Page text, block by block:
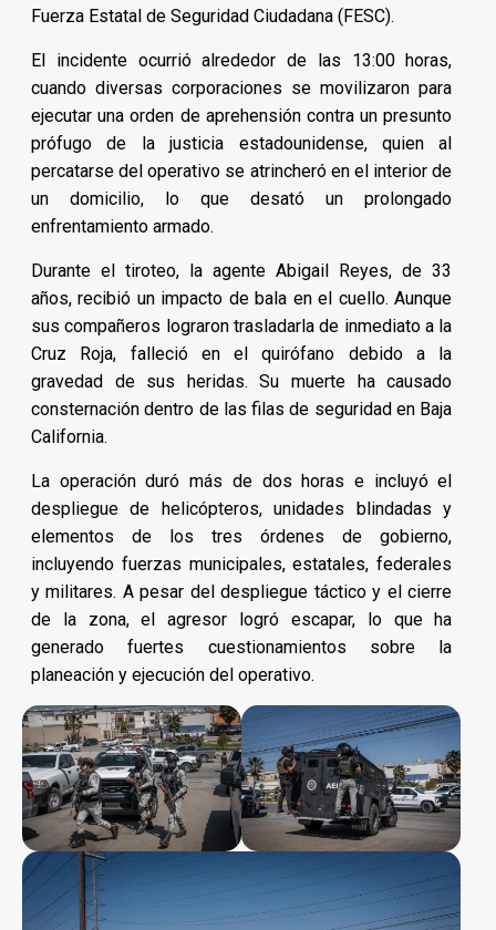
Fuerza Estatal de Seguridad Ciudadana (FESC).
El incidente ocurrió alrededor de las 13:00 horas,
cuando diversas corporaciones se movilizaron para
ejecutar una orden de aprehensión contra un presunto
prófugo de la justicia estadounidense, quien al
percatarse del operativo se atrincheró en el interior de
un domicilio, lo que desató un prolongado
enfrentamiento armado.
Durante el tiroteo, la agente Abigail Reyes, de 33
años, recibió un impacto de bala en el cuello. Aunque
sus compañeros lograron trasladarla de inmediato a la
Cruz Roja, falleció en el quirófano debido a la
gravedad de sus heridas. Su muerte ha causado
consternación dentro de las filas de seguridad en Baja
California.
La operación duró más de dos horas e incluyó el
despliegue de helicópteros, unidades blindadas y
elementos de los tres órdenes de gobierno,
incluyendo fuerzas municipales, estatales, federales
y militares. A pesar del despliegue táctico y el cierre
de la zona, el agresor logró escapar, lo que ha
generado fuertes cuestionamientos sobre la
planeación y ejecución del operativo.